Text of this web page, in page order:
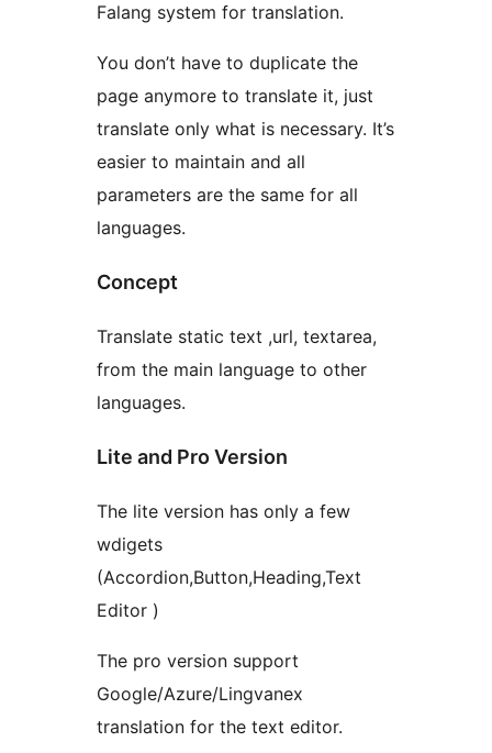
Falang system for translation.
You don’t have to duplicate the
page anymore to translate it, just
translate only what is necessary. It’s
easier to maintain and all
parameters are the same for all
languages.
Concept
Translate static text ,url, textarea,
from the main language to other
languages.
Lite and Pro Version
The lite version has only a few
wdigets
(Accordion,Button,Heading,Text
Editor )
The pro version support
Google/Azure/Lingvanex
translation for the text editor.